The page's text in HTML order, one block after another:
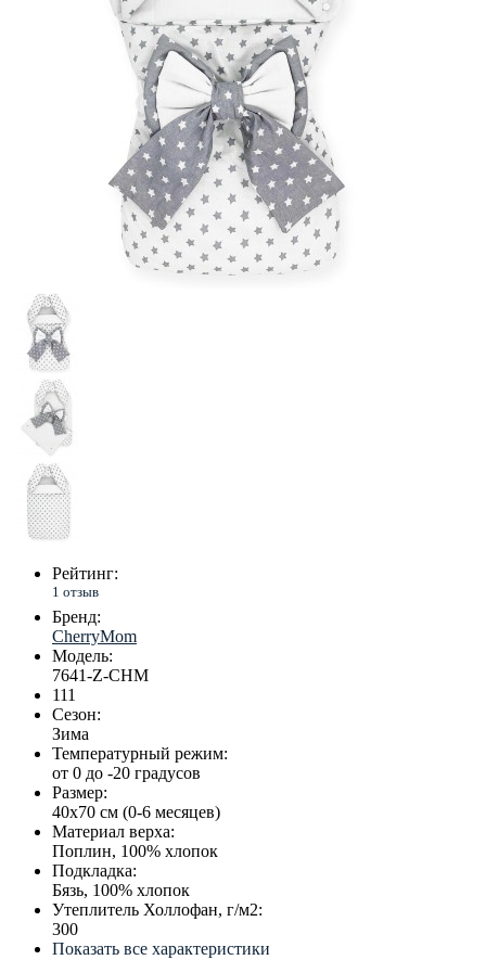
Рейтинг:
1 отзыв
Бренд:
CherryMom
Модель:
7641-Z-CHM
111
Сезон:
Зима
Температурный режим:
от 0 до -20 градусов
Размер:
40х70 см (0-6 месяцев)
Материал верха:
Поплин, 100% хлопок
Подкладка:
Бязь, 100% хлопок
Утеплитель Холлофан, г/м2:
300
Показать все характеристики